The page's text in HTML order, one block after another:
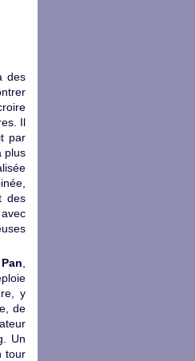
des
Il
par
plus
des
y
de
Un
tour